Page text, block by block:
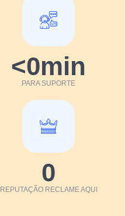
PARA SUPORTE
<0min
REPUTAÇÃO RECLAME AQUI
0